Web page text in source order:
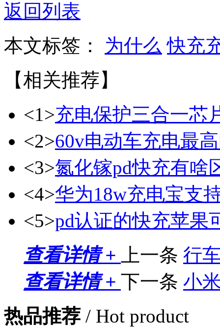
返回列表
本文标签： 为什么 快充
【相关推荐】
<1>充电保护三合一芯
<2>60v电动车充电最
<3>氮化镓pd快充有啥
<4>华为18w充电宝支
<5>pd认证的快充苹果
查看详情 +
上一条 行
查看详情 + 下一条 小
热品推荐 / Hot product